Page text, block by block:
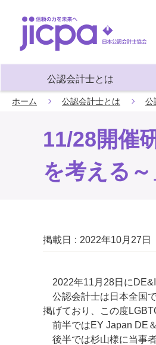
公認会計士とは
ホーム 公認会計士とは 公
11/28開催
を考える
掲載日 2022年10月27日
2022年11月28日に
公認会計士は日本全国
掲げており、この度
前半ではEY Japan DE
後半では杉山様に当事